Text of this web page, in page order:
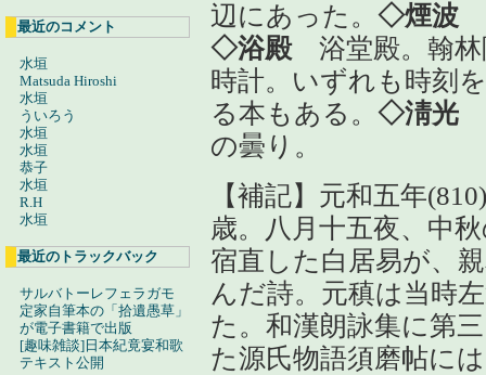
最近のコメント
水垣
Matsuda Hiroshi
水垣
ういろう
水垣
水垣
恭子
水垣
R.H
水垣
最近のトラックバック
サルバトーレフェラガモ
定家自筆本の「拾遺愚草」
が電子書籍で出版
[趣味雑談]日本紀竟宴和歌
テキスト公開
辺にあった。 ◇煙波
◇浴殿浴堂殿。翰林
時計。いずれも時刻
る本もある。 ◇淸光
の曇り。
【補記】元和五年
歳。八月十五夜、中
宿直した白居易が、
んだ詩。元稹は当時
た。和漢朗詠集に第
た源氏物語須磨帖に